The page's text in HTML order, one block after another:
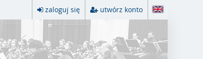
zaloguj się utwórz konto